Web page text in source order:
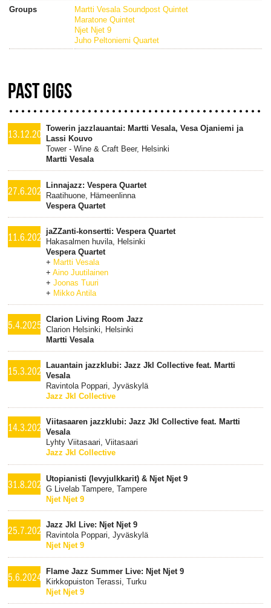
Groups
Martti Vesala Soundpost Quintet
Maratone Quintet
Njet Njet 9
Juho Peltoniemi Quartet
PAST GIGS
13.12.2025Towerin jazzlauantai: Martti Vesala, Vesa Ojaniemi ja
Lassi Kouvo
Tower - Wine & Craft Beer, Helsinki
Martti Vesala
27.6.2025Linnajazz: Vespera Quartet
Raatihuone, Hämeenlinna
Vespera Quartet
11.6.2025jaZZanti-konsertti: Vespera Quartet
Hakasalmen huvila, Helsinki
Vespera Quartet
+ Martti Vesala
+Aino Juutilainen
+Joonas Tuuri
+ Mikko Antila
5.4.2025
Clarion Living Room Jazz
Clarion Helsinki, Helsinki
Martti Vesala
15.3.2025Lauantain jazzklubi: Jazz Jkl Collective feat. Martti
Vesala
Ravintola Poppari, Jyväskylä
Jazz Jkl Collective
14.3.2025Viitasaaren jazzklubi: Jazz Jkl Collective feat. Martti
Vesala
Lyhty Viitasaari, Viitasaari
Jazz Jkl Collective
31.8.2024Utopianisti (levyjulkkarit) & Njet Njet 9
G Livelab Tampere, Tampere
Njet Njet 9
25.7.2024Jazz Jkl Live: Njet Njet 9
Ravintola Poppari, Jyväskylä
Njet Njet 9
5.6.2024
Flame Jazz Summer Live: Njet Njet 9
Kirkkopuiston Terassi, Turku
Njet Njet 9